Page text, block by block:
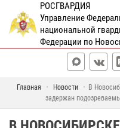
РОСГВАРДИЯ
Управление
национальной
Федерации по
Главная Новости
В
задержан